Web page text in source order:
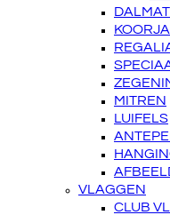
MITREN
LUIFELS
VLAGGEN
CLUB